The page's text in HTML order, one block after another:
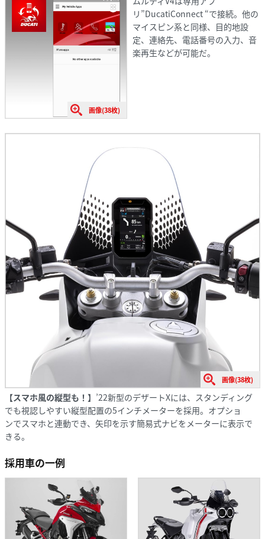
画像(38枚)
リ”DucatiConnect “で接続。他の
マイスピン系と同様、目的地設
定、連絡先、電話番号の入力、音
楽再生などが可能だ。
画像(38枚)
【スマホ風の縦型も！】 ’22新型のデザートXには、スタンディング
でも視認しやすい縦型配置の5インチメーターを採用。オプショ
ンでスマホと連動でき、矢印を示す簡易式ナビをメーターに表示で
きる。
採用車の一例